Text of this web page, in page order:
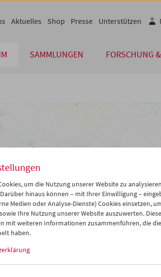
SAMMLUNGEN FORSCHUNG
Aktuelles Shop Presse Unterstützen
um die Nutzung unserer Website zu
hinaus können – mit Ihrer Einwilligung –
Medien oder Analyse-Dienste) Cookies einsetzen,
Ihre Nutzung unserer Website auszuwerten.
mit weiteren Informationen zusammenführen, die
haben.